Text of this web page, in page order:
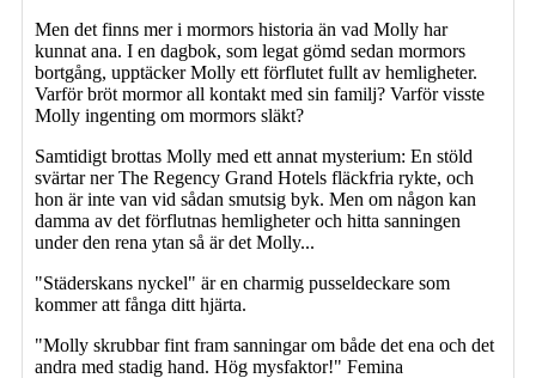
Men det finns mer i mormors historia än vad Molly har
kunnat ana. I en dagbok, som legat gömd sedan mormors
bortgång, upptäcker Molly ett förflutet fullt av hemligheter.
Varför bröt mormor all kontakt med sin familj? Varför visste
Molly ingenting om mormors släkt?
Samtidigt brottas Molly med ett annat mysterium: En stöld
svärtar ner The Regency Grand Hotels fläckfria rykte, och
hon är inte van vid sådan smutsig byk. Men om någon kan
damma av det förflutnas hemligheter och hitta sanningen
under den rena ytan så är det Molly...
"Städerskans nyckel" är en charmig pusseldeckare som
kommer att fånga ditt hjärta.
"Molly skrubbar fint fram sanningar om både det ena och det
andra med stadig hand. Hög mysfaktor!" Femina